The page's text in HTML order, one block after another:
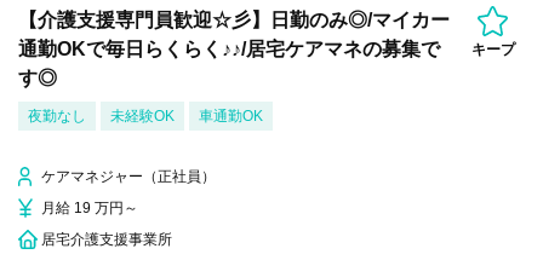
【介護支援専門員歓迎☆彡】日勤のみ◎/マイカー
通勤OKで毎日らくらく♪♪/居宅ケアマネの募集で
す◎
キープ
夜勤なし 未経験OK 車通勤OK
ケアマネジャー（正社員）
月給 19 万円～
居宅介護支援事業所